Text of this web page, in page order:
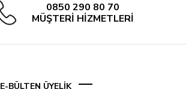
0850 290 80 70
MÜŞTERİ HİZMETLERİ
E-BÜLTEN ÜYELİK